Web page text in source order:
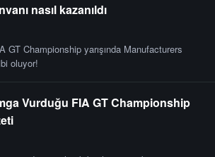
nasıl kazanıldı
GT Championship yarışında Manufacturers
oluyor!
Vurduğu FIA GT Championship